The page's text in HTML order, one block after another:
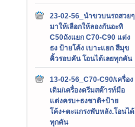
23-02-56_นำขวบนรถสวยๆ
มาให้เลือกให้ลองกันอะทิ
C50ถังแยก C70-C90 แต่ง
ธง ป้ายโค้ง เบาะแยก สีมุข
คิ้วรอบคัน โอนได้เลยทุกคัน
13-02-56_C70-C90/เครื่อง
เดิม/เครื่องดรีมสต๊ารท์มือ
แต่งครบ+ธงชาติ+ป้าย
โค้ง+ตะแกรงพับหลัง.โอนได้
ทุกคัน